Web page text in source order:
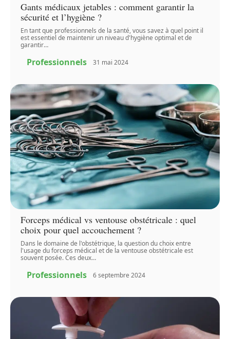
Gants médicaux jetables : comment garantir la
sécurité et l’hygiène ?
En tant que professionnels de la santé, vous savez à quel point il
est essentiel de maintenir un niveau d'hygiène optimal et de
garantir…
Professionnels 31 mai 2024
Forceps médical vs ventouse obstétricale : quel
choix pour quel accouchement ?
Dans le domaine de l'obstétrique, la question du choix entre
l'usage du forceps médical et de la ventouse obstétricale est
souvent posée. Ces deux…
Professionnels 6 septembre 2024